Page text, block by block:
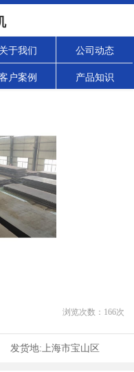
关于我们 公司动态
户案例 产品知识
浏览次数： 166次
发货地: 上海市宝山区